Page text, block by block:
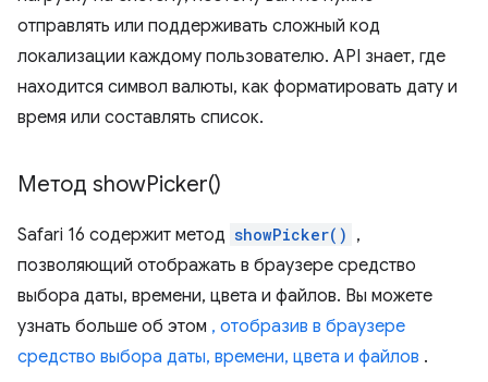
отправлять или поддерживать сложный код
локализации каждому пользователю. API знает, где
находится символ валюты, как форматировать дату и
время или составлять список.
Метод showPicker()
Safari 16 содержит метод showPicker() ,
позволяющий отображать в браузере средство
выбора даты, времени, цвета и файлов. Вы можете
узнать больше об этом , отобразив в браузере
средство выбора даты, времени, цвета и файлов .